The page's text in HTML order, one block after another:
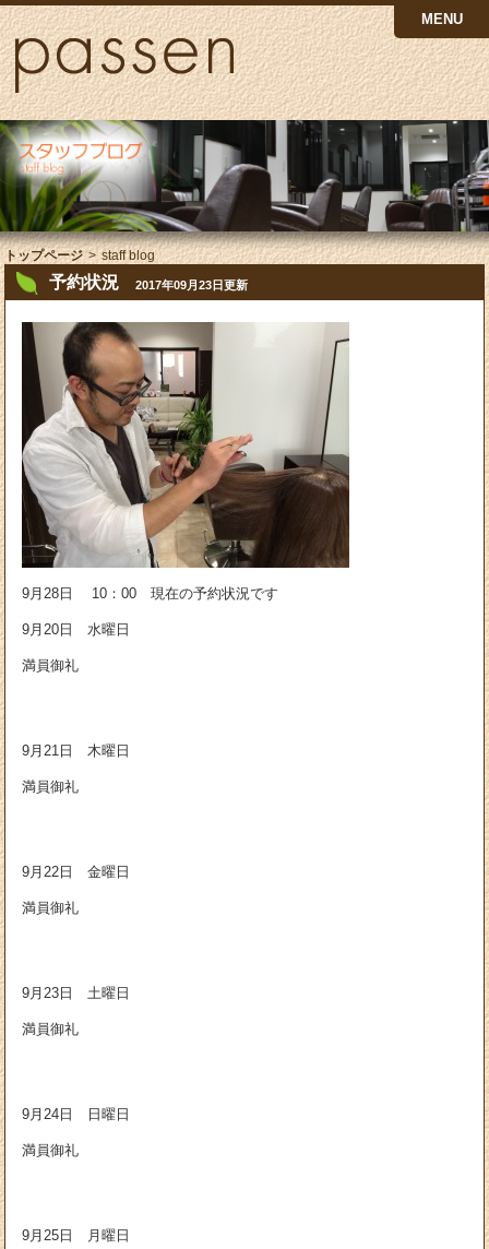
MENU
トップページ > staff blog
予約状況 2017年09月23日更新
9月28日 10：00 現在の予約状況です
9月20日 水曜日
満員御礼
9月21日 木曜日
満員御礼
9月22日 金曜日
満員御礼
9月23日 土曜日
満員御礼
9月24日 日曜日
満員御礼
9月25日 月曜日